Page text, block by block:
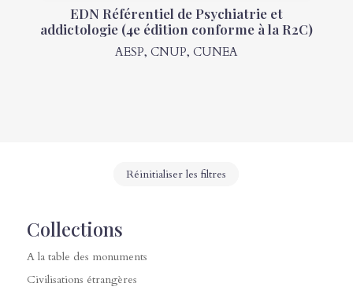
EDN Référentiel de Psychiatrie et
addictologie (4e édition conforme à la R2C)
AESP, CNUP, CUNEA
Réinitialiser les filtres
Collections
A la table des monuments
Civilisations étrangères